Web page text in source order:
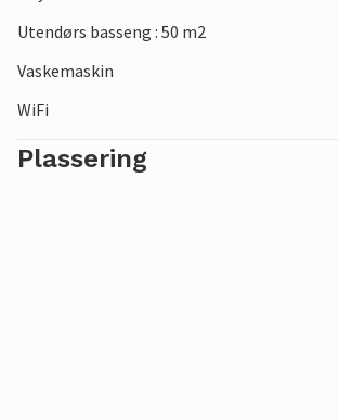
Somail-skogen. Duften fra vinmarkene når
Utendørs basseng : 50 m2
Vaskemaskin
WiFi
Plassering